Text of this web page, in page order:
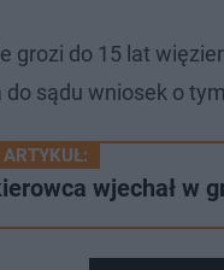
grozi do 15 lat
do sądu wniosek o
wjechał w